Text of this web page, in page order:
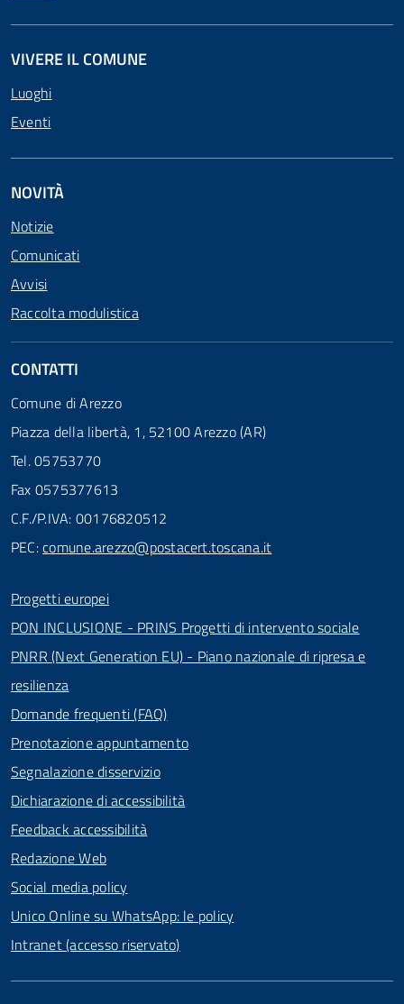
VIVERE IL COMUNE
Luoghi
Eventi
NOVITÀ
Notizie
Comunicati
Avvisi
Raccolta modulistica
CONTATTI
Comune di Arezzo
Piazza della libertà, 1, 52100 Arezzo (AR)
Tel. 05753770
Fax 0575377613
C.F./P.IVA: 00176820512
PEC:comune.arezzo@postacert.toscana.it
Progetti europei
PON INCLUSIONE - PRINS Progetti di intervento sociale
PNRR (Next Generation EU) - Piano nazionale di ripresa e
resilienza
Domande frequenti (FAQ)
Prenotazione appuntamento
Segnalazione disservizio
Dichiarazione di accessibilità
Feedback accessibilità
Redazione Web
Social media policy
Unico Online su WhatsApp: le policy
Intranet (accesso riservato)